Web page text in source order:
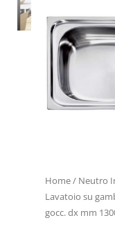
Home/ Neutro
Lavatoio su
gocc. dx mm